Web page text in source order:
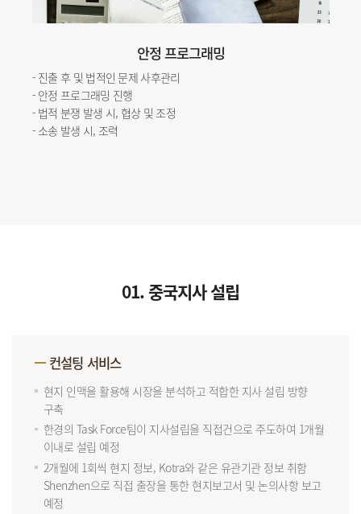
안정 프로그래밍
- 진출 후 및 법적인 문제 사후관리
- 안정 프로그래밍 진행
- 법적 분쟁 발생 시, 협상 및 조정
- 소송 발생 시, 조력
01. 중국지사 설립
컨설팅 서비스
현지 인맥을 활용해 시장을 분석하고 적합한 지사 설립 방향
구축
한경의 Task Force팀이 지사설립을 직접건으로 주도하여 1개월
이내로 설립 예정
2개월에 1회씩 현지 정보, Kotra와 같은 유관기관 정보 취함
Shenzhen으로 직접 출장을 통한 현지보고서 및 논의사항 보고
예정